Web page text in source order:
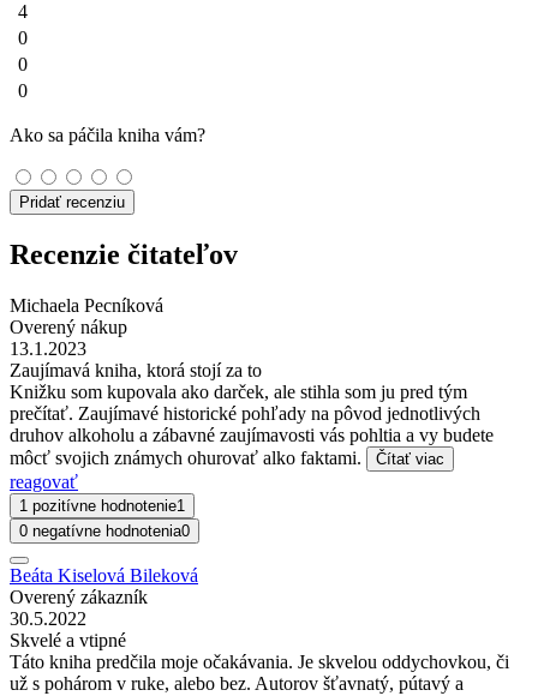
4
0
0
0
Ako sa páčila kniha vám?
Pridať recenziu
Recenzie čitateľov
Michaela Pecníková
Overený nákup
13.1.2023
Zaujímavá kniha, ktorá stojí za to
Knižku som kupovala ako darček, ale stihla som ju pred tým
prečítať. Zaujímavé historické pohľady na pôvod jednotlivých
druhov alkoholu a zábavné zaujímavosti vás pohltia a vy budete
môcť svojich známych ohurovať alko faktami.
Čítať viac
reagovať
1 pozitívne hodnotenie1
0 negatívne hodnotenia0
Beáta Kiselová Bileková
Overený zákazník
30.5.2022
Skvelé a vtipné
Táto kniha predčila moje očakávania. Je skvelou oddychovkou, či
už s pohárom v ruke, alebo bez. Autorov šťavnatý, pútavý a